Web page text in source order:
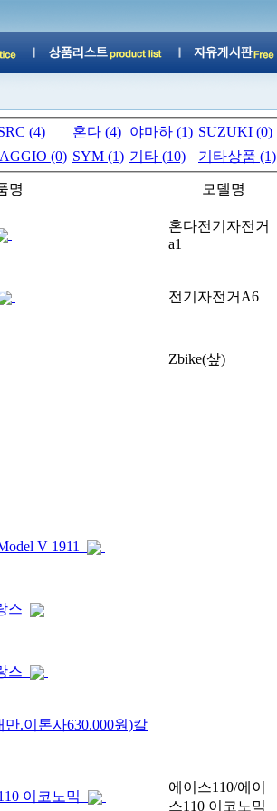
(4) 혼다 (4) 야마하 (1) SUZUKI (0)
(0) SYM (1) 기타 (10) 기타상품 (1)
명 모델명
혼다전기자전거
a1
전기자전거A6
Zbike(샆)
V 1911
스
스
.이톤사630.000원)칼
이코노믹
에이스110/에이
스110 이코노믹